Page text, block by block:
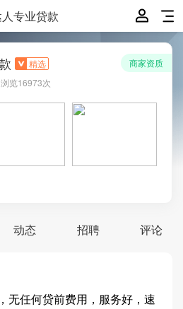
专业贷款
商家资质
精选
浏览16973次
动态 招聘 评论
无任何贷前费用，服务好，速